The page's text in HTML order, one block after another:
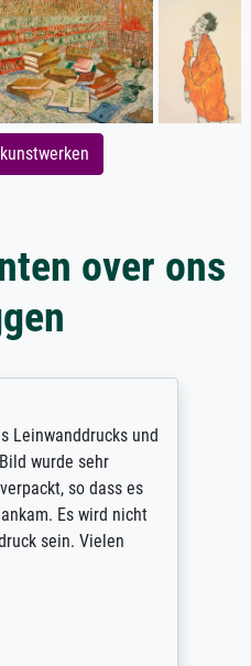
over ons
Leinwanddrucks und
wurde sehr
so dass es
Es wird nicht
sein. Vielen